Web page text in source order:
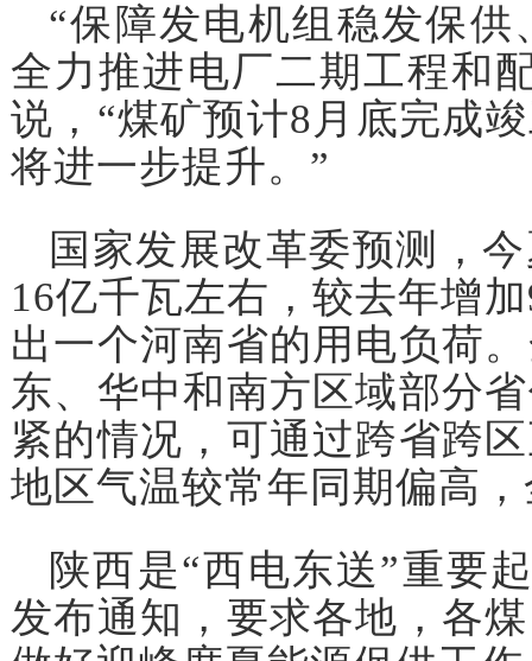
“保障发电机组稳发保
全力推进电厂二期工程和
说，“煤矿预计8月底完成
将进一步提升。”
国家发展改革委预测，
16亿千瓦左右，较去年增
出一个河南省的用电负荷
东、华中和南方区域部分
紧的情况，可通过跨省跨
地区气温较常年同期偏高
陕西是“西电东送”重要
发布通知，要求各地，各